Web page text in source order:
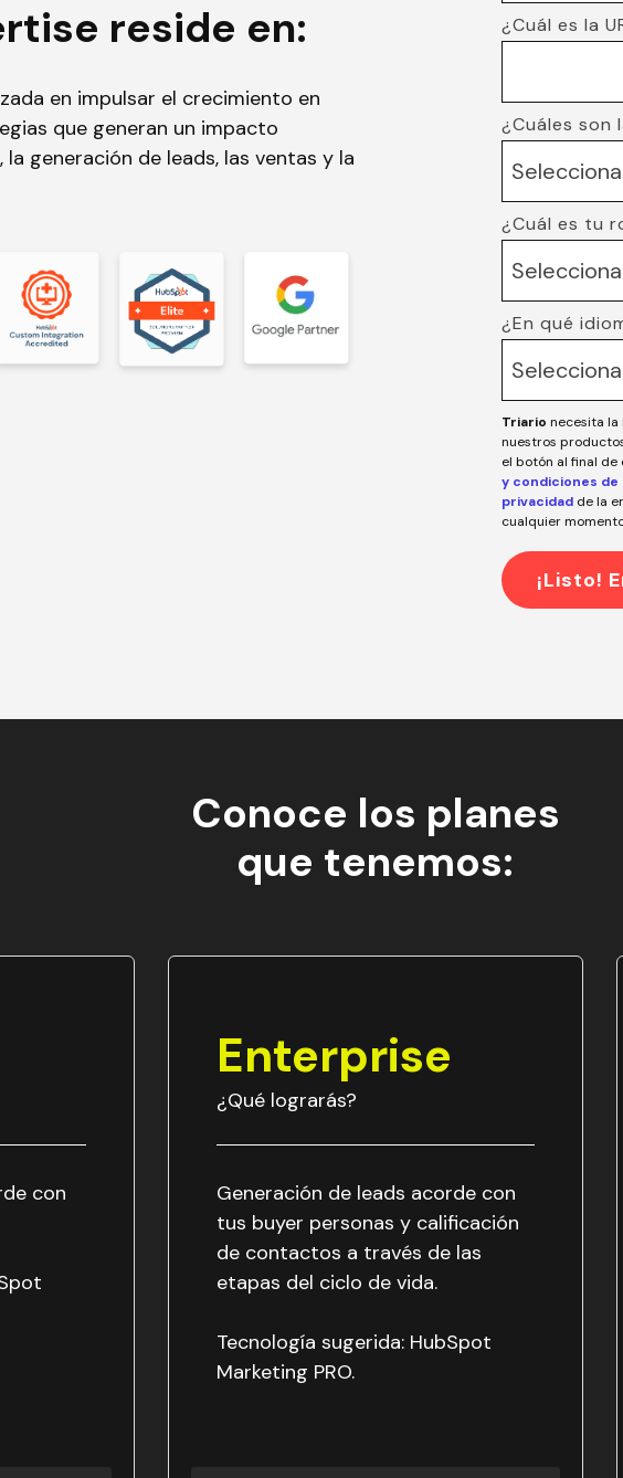
reside en:
en impulsar el crecimiento en
que generan un impacto
generación de leads, las ventas y la
¿Cuál es la
¿Cuáles son
¿Cuál es tu
¿En qué
Triario necesita
nuestros
el botón al final
y condiciones de
privacidad de la
cualquier
Conoce los planes
que tenemos:
con
Enterprise
¿Qué lograrás?
Generación de leads acorde con
tus buyer personas y calificación
de contactos a través de las
etapas del ciclo de vida.
Tecnología sugerida: HubSpot
Marketing PRO.